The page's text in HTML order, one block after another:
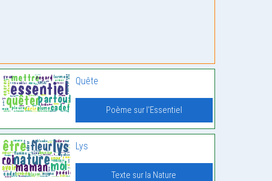
Quête
Poème sur l'Essentiel
Lys
Texte sur la Nature